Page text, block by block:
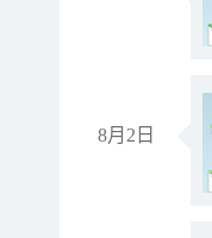
8月2日